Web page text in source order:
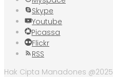
Skype
Youtube
Picassa
Flickr
RSS
Hak Cipta Manadones @2025